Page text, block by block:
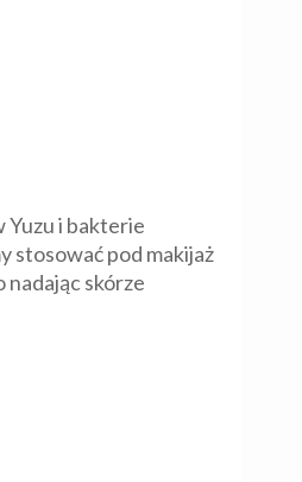
Yuzu i bakterie
stosować pod makijaż
skórze